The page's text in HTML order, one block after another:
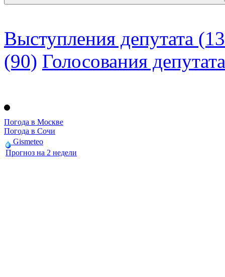
Выступления депутата
(90) Голосования депутата
Погода в Москве
Погода в Сочи
Gismeteo
Прогноз на 2 недели